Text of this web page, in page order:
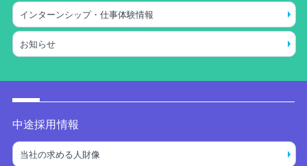
インターンシップ・仕事体験情報
お知らせ
中途採用情報
当社の求める人財像